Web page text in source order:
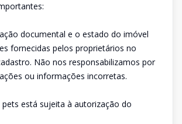
documental e o estado do imóvel
fornecidas pelos proprietários no
Não nos responsabilizamos por
ou informações incorretas.
está sujeita à autorização do